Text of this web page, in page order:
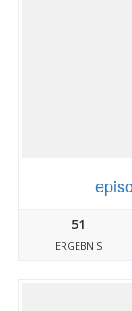
51
ERGEBNIS